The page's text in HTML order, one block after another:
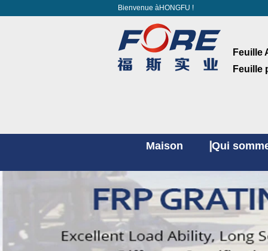
Bienvenue àHONGFU !
Feuille
Feuille
Maison Qui